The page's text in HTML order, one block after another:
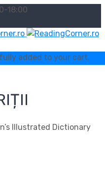
18:00
added to your cart.
Illustrated Dictionary